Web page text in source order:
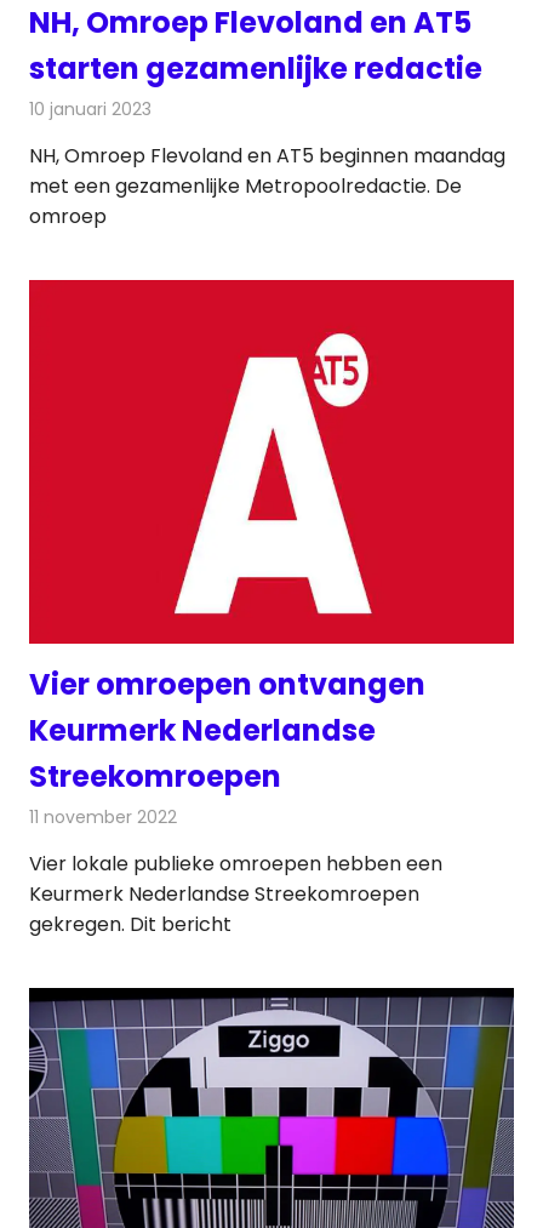
NH, Omroep Flevoland en AT5
starten gezamenlijke redactie
10 januari 2023
NH, Omroep Flevoland en AT5 beginnen maandag
met een gezamenlijke Metropoolredactie. De
omroep
Vier omroepen ontvangen
Keurmerk Nederlandse
Streekomroepen
11 november 2022
Vier lokale publieke omroepen hebben een
Keurmerk Nederlandse Streekomroepen
gekregen. Dit bericht